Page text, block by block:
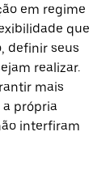
em regime
que
definir seus
realizar.
mais
a própria
interfiram